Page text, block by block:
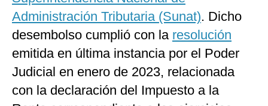
Administración Tributaria (Sunat). Dicho
desembolso cumplió con la resolución
emitida en última instancia por el Poder
Judicial en enero de 2023, relacionada
con la declaración del Impuesto a la